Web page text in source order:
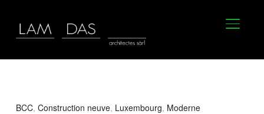
BCC, Construction neuve, Luxembourg, Moderne